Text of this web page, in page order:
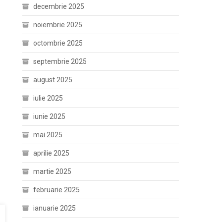
decembrie 2025
noiembrie 2025
octombrie 2025
septembrie 2025
august 2025
iulie 2025
iunie 2025
mai 2025
aprilie 2025
martie 2025
februarie 2025
ianuarie 2025